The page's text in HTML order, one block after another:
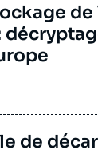
de
de